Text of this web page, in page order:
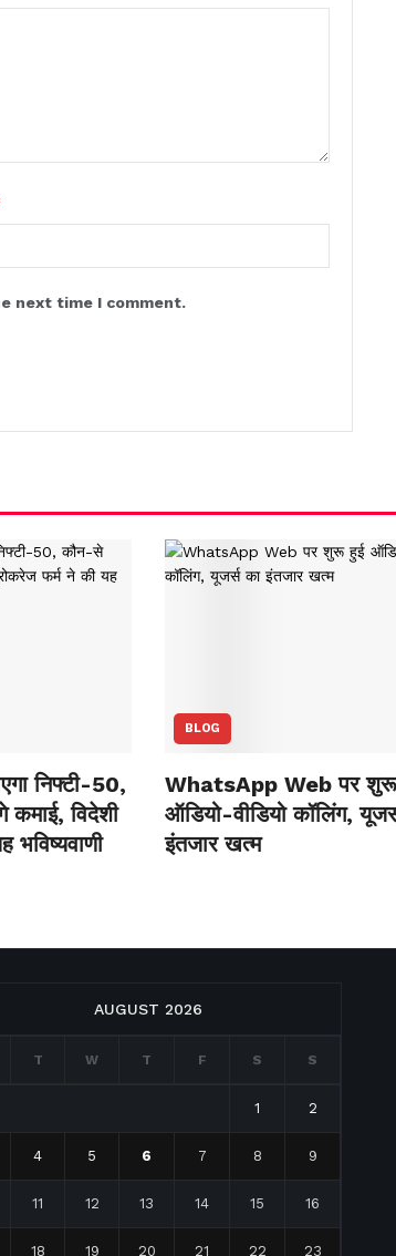
next time I comment.
निफ्टी-50,
विदेशी
भविष्‍यवाणी
BLOG
WhatsApp Web पर
ऑडियो-वीडियो कॉलिंग,
इंतजार खत्म
AUGUST 2026
T W T F S S
1 2
4 5 6 7 8 9
11 12 13 14 15 16
18 19 20 21 22 23